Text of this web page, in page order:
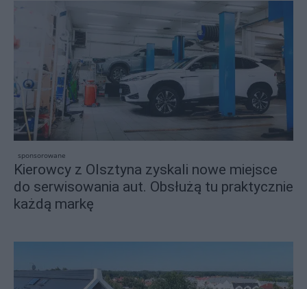
sponsorowane
Kierowcy z Olsztyna zyskali nowe miejsce
do serwisowania aut. Obsłużą tu praktycznie
każdą markę